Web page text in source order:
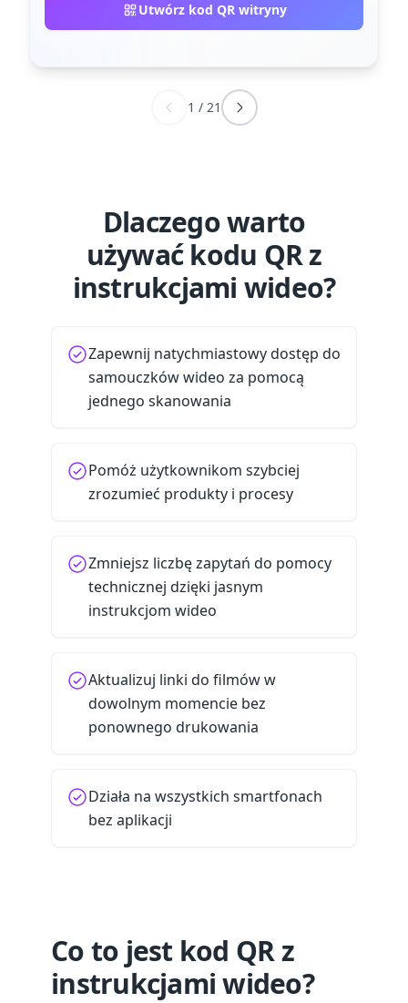
Utwórz kod QR witryny
1 / 21
Dlaczego warto
używać kodu QR z
instrukcjami wideo?
Zapewnij natychmiastowy dostęp do
samouczków wideo za pomocą
jednego skanowania
Pomóż użytkownikom szybciej
zrozumieć produkty i procesy
Zmniejsz liczbę zapytań do pomocy
technicznej dzięki jasnym
instrukcjom wideo
Aktualizuj linki do filmów w
dowolnym momencie bez
ponownego drukowania
Działa na wszystkich smartfonach
bez aplikacji
Co to jest kod QR z
instrukcjami wideo?